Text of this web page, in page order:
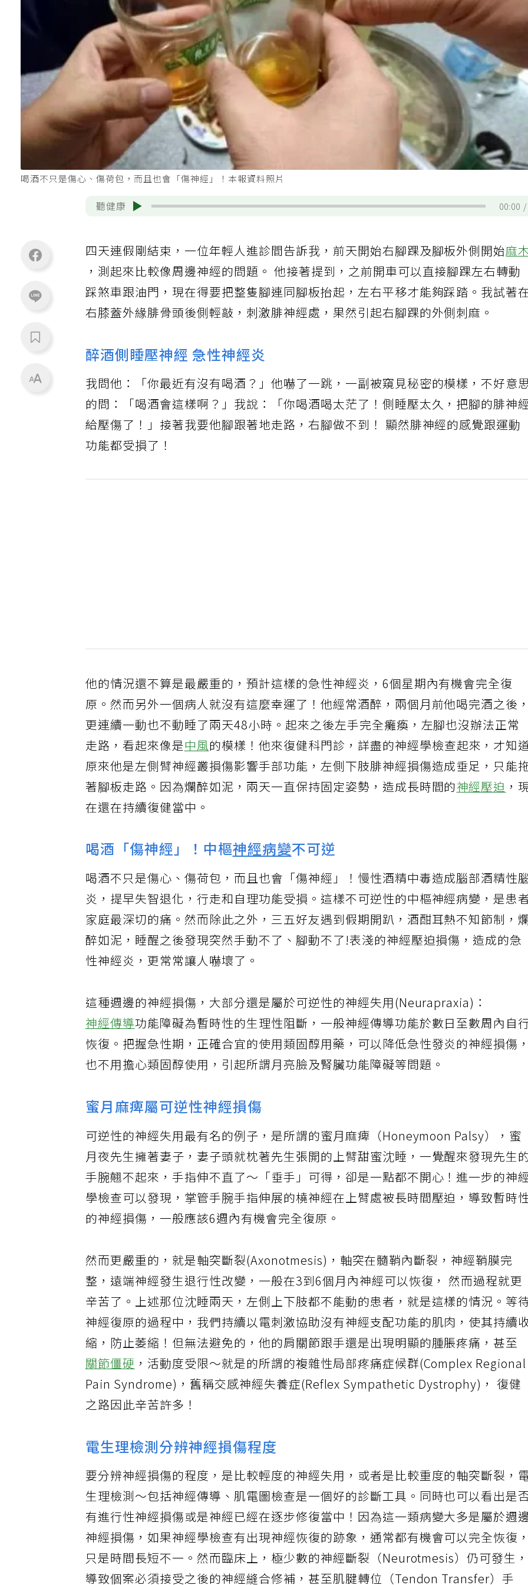
喝酒不只是傷心、傷荷包，而且也會「傷神經」！本報資料照片
聽健康 00:00 /
四天連假剛結束，一位年輕人進診間告訴我，前天開始右腳踝及腳板外側開始麻
，測起來比較像周邊神經的問題。 他接著提到，之前開車可以直接腳踝左右轉動
踩煞車跟油門，現在得要把整隻腳連同腳板抬起，左右平移才能夠踩踏。我試著
右膝蓋外緣腓骨頭後側輕敲，刺激腓神經處，果然引起右腳踝的外側刺麻。
醉酒側睡壓神經 急性神經炎
我問他：「你最近有沒有喝酒？」他嚇了一跳，一副被窺見秘密的模樣，不好意
的問：「喝酒會這樣啊？」我說：「你喝酒喝太茫了！側睡壓太久，把腳的腓神
給壓傷了！」接著我要他腳跟著地走路，右腳做不到！ 顯然腓神經的感覺跟運動
功能都受損了！
他的情況還不算是最嚴重的，預計這樣的急性神經炎，6個星期內有機會完全復
原。然而另外一個病人就沒有這麼幸運了！他經常酒醉，兩個月前他喝完酒之後，
更連續一動也不動睡了兩天48小時。起來之後左手完全癱瘓，左腳也沒辦法正常
走路，看起來像是中風的模樣！他來復健科門診，詳盡的神經學檢查起來，才知
原來他是左側臂神經叢損傷影響手部功能，左側下肢腓神經損傷造成垂足，只能
著腳板走路。因為爛醉如泥，兩天一直保持固定姿勢，造成長時間的神經壓迫 ，
在還在持續復健當中。
喝酒「傷神經」！中樞神經病變不可逆
喝酒不只是傷心、傷荷包，而且也會「傷神經」！慢性酒精中毒造成腦部酒精性
炎，提早失智退化，行走和自理功能受損。這樣不可逆性的中樞神經病變，是患者
家庭最深切的痛。然而除此之外，三五好友遇到假期開趴，酒酣耳熱不知節制，爛
醉如泥，睡醒之後發現突然手動不了、腳動不了!表淺的神經壓迫損傷，造成的急
性神經炎，更常常讓人嚇壞了。
這種週邊的神經損傷，大部分還是屬於可逆性的神經失用(Neurapraxia)：
神經傳導功能障礙為暫時性的生理性阻斷，一般神經傳導功能於數日至數周內自行
恢復。把握急性期，正確合宜的使用類固醇用藥，可以降低急性發炎的神經損傷，
也不用擔心類固醇使用，引起所謂月亮臉及腎臟功能障礙等問題。
蜜月麻痺屬可逆性神經損傷
可逆性的神經失用最有名的例子，是所謂的蜜月麻痺（Honeymoon Palsy），蜜
月夜先生擁著妻子，妻子頭就枕著先生張開的上臂甜蜜沈睡，一覺醒來發現先生的
手腕翹不起來，手指伸不直了～「垂手」可得，卻是一點都不開心！進一步的神
學檢查可以發現，掌管手腕手指伸展的橈神經在上臂處被長時間壓迫，導致暫時
的神經損傷，一般應該6週內有機會完全復原。
然而更嚴重的，就是軸突斷裂(Axonotmesis)，軸突在髓鞘內斷裂，神經鞘膜完
整，遠端神經發生退行性改變，一般在3到6個月內神經可以恢復， 然而過程就更
辛苦了。上述那位沈睡兩天，左側上下肢都不能動的患者，就是這樣的情況。等待
神經復原的過程中，我們持續以電刺激協助沒有神經支配功能的肌肉，使其持續
縮，防止萎縮！但無法避免的，他的肩關節跟手還是出現明顯的腫脹疼痛，甚至
關節僵硬 ，活動度受限～就是的所謂的複雜性局部疼痛症候群(Complex Regional
Pain Syndrome)，舊稱交感神經失養症(Reflex Sympathetic Dystrophy)， 復健
之路因此辛苦許多！
電生理檢測分辨神經損傷程度
要分辨神經損傷的程度，是比較輕度的神經失用，或者是比較重度的軸突斷裂，
生理檢測～包括神經傳導、肌電圖檢查是一個好的診斷工具。同時也可以看出是否
有進行性神經損傷或是神經已經在逐步修復當中！因為這一類病變大多是屬於週
神經損傷，如果神經學檢查有出現神經恢復的跡象，通常都有機會可以完全恢復，
只是時間長短不一。然而臨床上，極少數的神經斷裂（Neurotmesis）仍可發生，